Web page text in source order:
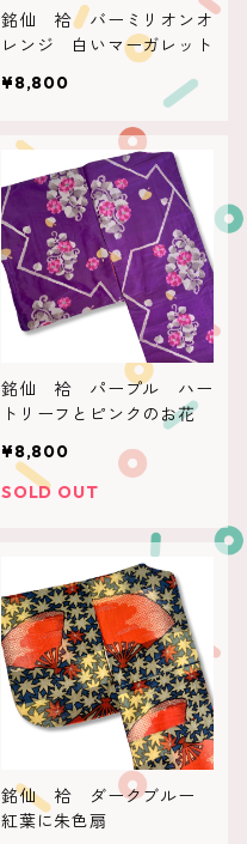
銘仙 袷 バーミリオンオ
レンジ 白いマーガレット
¥8,800
銘仙 袷 パープル ハー
トリーフとピンクのお花
¥8,800
SOLD OUT
銘仙 袷 ダークブルー
紅葉に朱色扇